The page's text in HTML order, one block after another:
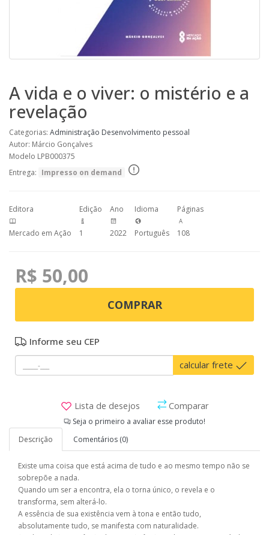
A vida e o viver: o mistério e a
revelação
Categorias: Administração Desenvolvimento pessoal
Autor: Márcio Gonçalves
Modelo LPB000375
Entrega: Impresso on demand
Editora
Mercado em Ação
Edição
1
Ano
2022
Idioma
Português
Páginas
108
R$ 50,00
COMPRAR
Informe seu CEP
calcular frete
Lista de desejos Comparar
Seja o primeiro a avaliar esse produto!
Descrição
Comentários (0)
Existe uma coisa que está acima de tudo e ao mesmo tempo não se
sobrepõe a nada.
Quando um ser a encontra, ela o torna único, o revela e o
transforma, sem alterá-lo.
A essência de sua existência vem à tona e então tudo,
absolutamente tudo, se manifesta com naturalidade.